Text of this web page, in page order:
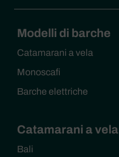
Modelli di barche
Catamarani a vela
Monoscafi
Barche elettriche
Catamarani a vela
Bali